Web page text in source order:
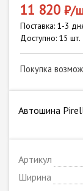
11 820 ₽/
Поставка: 1-3
Доступно: 15 шт.
Покупка
Автошина
Артикул
Ширина